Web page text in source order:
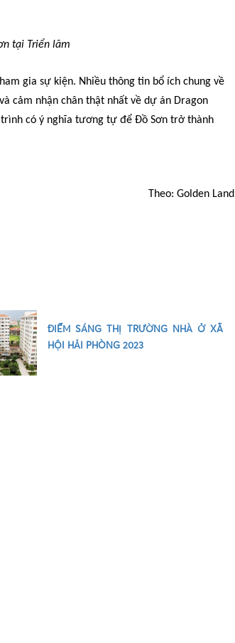
tại Triển lãm
gia sự kiện. Nhiều thông tin bổ ích chung về
cảm nhận chân thật nhất về dự án Dragon
có ý nghĩa tương tự để Đồ Sơn trở thành
Theo: Golden Land
ĐIỂM SÁNG THỊ TRƯỜNG NHÀ Ở XÃ
HỘI HẢI PHÒNG 2023